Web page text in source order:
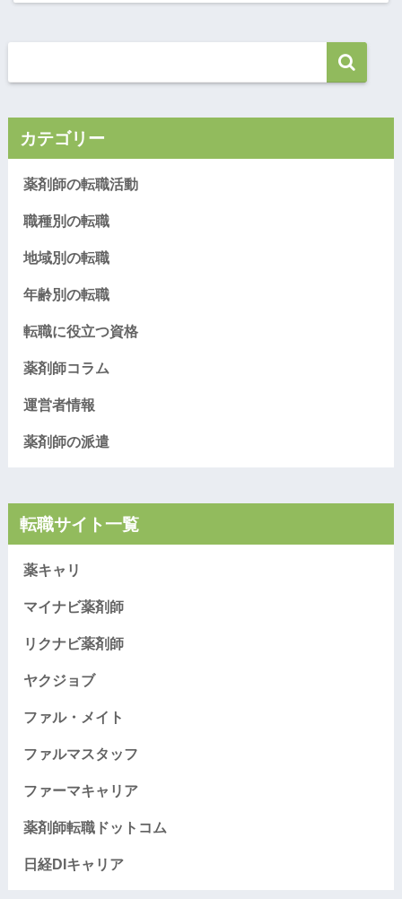
カテゴリー
薬剤師の転職活動
職種別の転職
地域別の転職
年齢別の転職
転職に役立つ資格
薬剤師コラム
運営者情報
薬剤師の派遣
転職サイト一覧
薬キャリ
マイナビ薬剤師
リクナビ薬剤師
ヤクジョブ
ファル・メイト
ファルマスタッフ
ファーマキャリア
薬剤師転職ドットコム
日経DIキャリア